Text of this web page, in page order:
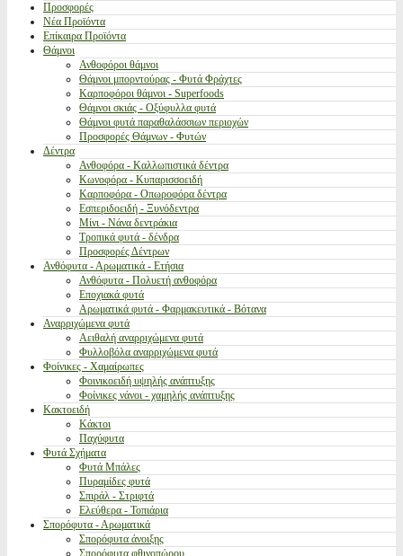
Προσφορές
Νέα Προϊόντα
Επίκαιρα Προϊόντα
Θάμνοι
Ανθοφόροι θάμνοι
Θάμνοι μπορντούρας - Φυτά Φράχτες
Καρποφόροι θάμνοι - Superfoods
Θάμνοι σκιάς - Οξύφυλλα φυτά
Θάμνοι φυτά παραθαλάσσιων περιοχών
Προσφορές Θάμνων - Φυτών
Δέντρα
Ανθοφόρα - Καλλωπιστικά δέντρα
Κωνοφόρα - Κυπαρισσοειδή
Καρποφόρα - Οπωροφόρα δέντρα
Εσπεριδοειδή - Ξυνόδεντρα
Μίνι - Νάνα δεντράκια
Τροπικά φυτά - δένδρα
Προσφορές Δέντρων
Ανθόφυτα - Αρωματικά - Ετήσια
Ανθόφυτα - Πολυετή ανθοφόρα
Εποχιακά φυτά
Αρωματικά φυτά - Φαρμακευτικά - Βότανα
Αναρριχώμενα φυτά
Αειθαλή αναρριχώμενα φυτά
Φυλλοβόλα αναρριχώμενα φυτά
Φοίνικες - Χαμαίρωπες
Φοινικοειδή υψηλής ανάπτυξης
Φοίνικες νάνοι - χαμηλής ανάπτυξης
Κακτοειδή
Κάκτοι
Παχύφυτα
Φυτά Σχήματα
Φυτά Μπάλες
Πυραμίδες φυτά
Σπιράλ - Στριφτά
Ελεύθερα - Τοπιάρια
Σπορόφυτα - Αρωματικά
Σπορόφυτα άνοιξης
Σπορόφυτα φθινοπώρου